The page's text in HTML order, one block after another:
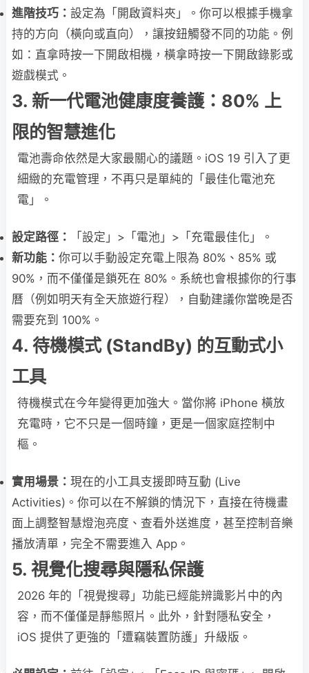
進階技巧： 設定為「開啟資料夾」。你可以根據手機拿
持的方向（橫向或直向），讓按鈕觸發不同的功能。例
如：直拿時按一下開啟相機，橫拿時按一下開啟錄影或
遊戲模式。
3. 新一代電池健康度養護：80% 上
限的智慧進化
電池壽命依然是大家最關心的議題。iOS 19 引入了更
細緻的充電管理，不再只是單純的「最佳化電池充
電」。
設定路徑：
「設定」>「電池」>「充電最佳化」。
新功能： 你可以手動設定充電上限為 80%、85% 或
90%，而不僅僅是鎖死在 80%。系統也會根據你的行事
曆（例如明天有全天旅遊行程），自動建議你當晚是否
需要充到 100%。
4. 待機模式 (StandBy) 的互動式小
工具
待機模式在今年變得更加強大。當你將 iPhone 橫放
充電時，它不只是一個時鐘，更是一個家庭控制中
樞。
實用場景： 現在的小工具支援即時互動 (Live
Activities)。你可以在不解鎖的情況下，直接在待機畫
面上調整智慧燈泡亮度、查看外送進度，甚至控制音樂
播放清單，完全不需要進入 App。
5. 視覺化搜尋與隱私保護
2026 年的「視覺搜尋」功能已經能辨識影片中的內
容，而不僅僅是靜態照片。此外，針對隱私安全，
iOS 提供了更強的「遭竊裝置防護」升級版。